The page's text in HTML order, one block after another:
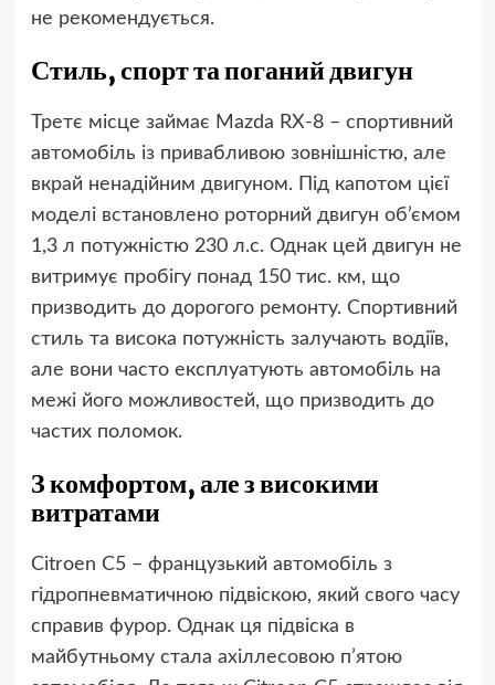
не рекомендується.
Стиль, спорт та поганий двигун
Третє місце займає Mazda RX-8 – спортивний
автомобіль із привабливою зовнішністю, але
вкрай ненадійним двигуном. Під капотом цієї
моделі встановлено роторний двигун об’ємом
1,3 л потужністю 230 л.с. Однак цей двигун не
витримує пробігу понад 150 тис. км, що
призводить до дорогого ремонту. Спортивний
стиль та висока потужність залучають водіїв,
але вони часто експлуатують автомобіль на
межі його можливостей, що призводить до
частих поломок.
З комфортом, але з високими
витратами
Citroen C5 – французький автомобіль з
гідропневматичною підвіскою, який свого часу
справив фурор. Однак ця підвіска в
майбутньому стала ахіллесовою п’ятою